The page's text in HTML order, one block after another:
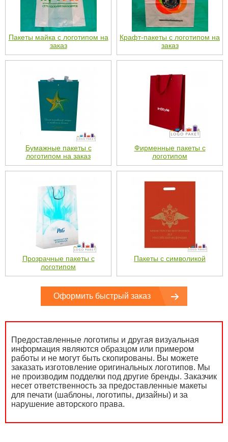
Пакеты майка с логотипом на
заказ
Крафт-пакеты с логотипом на
заказ
Бумажные пакеты с
логотипом на заказ
Фирменные пакеты с
логотипом
Прозрачные пакеты с
логотипом
Пакеты с символикой
Оформить быстрый заказ
Предоставленные логотипы и другая визуальная
информация являются образцом или примером
работы и не могут быть скопированы. Вы можете
заказать изготовление оригинальных логотипов. Мы
не производим подделки под другие бренды. Заказчик
несет ответственность за предоставленные макеты
для печати (шаблоны, логотипы, дизайны) и за
нарушение авторского права.